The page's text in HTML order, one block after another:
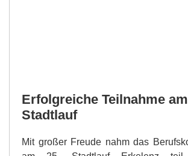
Erfolgreiche Teilnahme
Stadtlauf
Mit großer Freude nahm das